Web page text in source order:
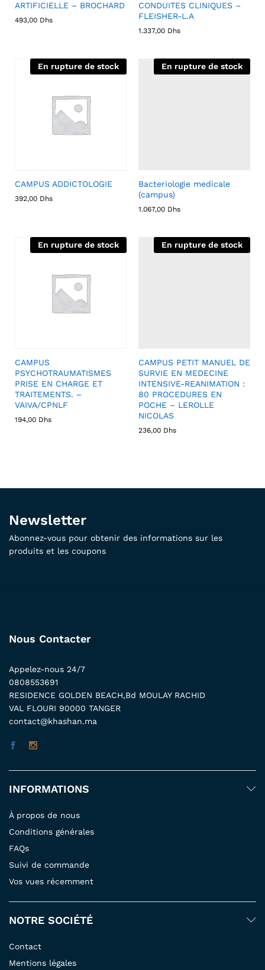
ARTIFICIELLE – BROCHARD
493,00 Dhs
CONDUITES CLINIQUES –
FLEISHER-L.A
1.337,00 Dhs
En rupture de stock
CAMPUS ADDICTOLOGIE
392,00 Dhs
En rupture de stock
Bacteriologie medicale
(campus)
1.067,00 Dhs
En rupture de stock
CAMPUS
PSYCHOTRAUMATISMES
PRISE EN CHARGE ET
TRAITEMENTS. –
VAIVA/CPNLF
194,00 Dhs
En rupture de stock
CAMPUS PETIT MANUEL DE
SURVIE EN MEDECINE
INTENSIVE-REANIMATION :
80 PROCEDURES EN
POCHE – LEROLLE
NICOLAS
236,00 Dhs
Newsletter
Abonnez-vous pour obtenir des informations sur les
produits et les coupons
Nous Contacter
Appelez-nous 24/7
0808553691
RESIDENCE GOLDEN BEACH,Bd MOULAY RACHID
VAL FLOURI 90000 TANGER
contact@khashan.ma
INFORMATIONS
À propos de nous
Conditions générales
FAQs
Suivi de commande
Vos vues récemment
NOTRE SOCIÉTÉ
Contact
Mentions légales